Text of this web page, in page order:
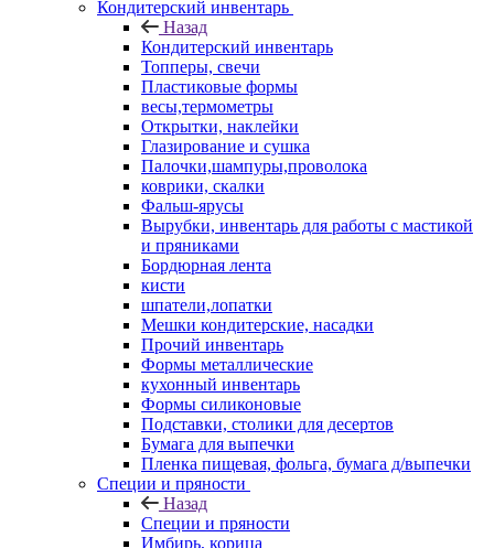
Кондитерский инвентарь
Назад
Кондитерский инвентарь
Топперы, свечи
Пластиковые формы
весы,термометры
Открытки, наклейки
Глазирование и сушка
Палочки,шампуры,проволока
коврики, скалки
Фальш-ярусы
Вырубки, инвентарь для работы с мастикой
и пряниками
Бордюрная лента
кисти
шпатели,лопатки
Мешки кондитерские, насадки
Прочий инвентарь
Формы металлические
кухонный инвентарь
Формы силиконовые
Подставки, столики для десертов
Бумага для выпечки
Пленка пищевая, фольга, бумага д/выпечки
Специи и пряности
Назад
Специи и пряности
Имбирь, корица